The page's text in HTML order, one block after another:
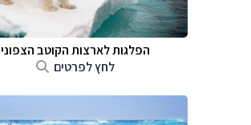
הפלגות לארצות הקוטב הצפוני
לחץ לפרטים